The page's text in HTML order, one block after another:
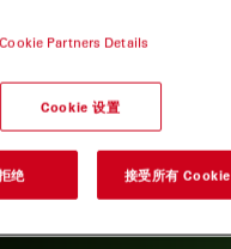
Partners Details
Cookie 设置
绝 接受所有 Cookie